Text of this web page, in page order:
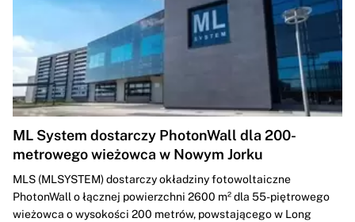
ML System dostarczy PhotonWall dla 200-
metrowego wieżowca w Nowym Jorku
MLS (MLSYSTEM) dostarczy okładziny fotowoltaiczne
PhotonWall o łącznej powierzchni 2600 m² dla 55-piętrowego
wieżowca o wysokości 200 metrów, powstającego w Long